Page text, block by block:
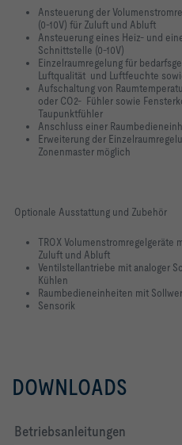
Ansteuerung der
(0-10V) für Zuluft und Abluft
Ansteuerung eines Heiz- und
Schnittstelle (0-10V)
Einzelraumregelung für
Luftqualität und Luftfeuchte
Aufschaltung von
oder CO2- Fühler sowie
Taupunktfühler
Anschluss einer
Erweiterung der
Zonenmaster möglich
Optionale Ausstattung und Zubehör
TROX Volumenstromregelgeräte
Zuluft und Abluft
Ventilstellantriebe mit analoger
Kühlen
Raumbedieneinheiten mit
Sensorik
DOWNLOADS
Betriebsanleitungen